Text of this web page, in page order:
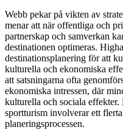
Webb pekar på vikten av
menar att när offentliga och
partnerskap och samverkan
destinationen optimeras.
destinationsplanering för att
kulturella och ekonomiska
att satsningarna ofta
ekonomiska intressen, där
kulturella och sociala
sportturism involverar ett
planeringsprocessen.